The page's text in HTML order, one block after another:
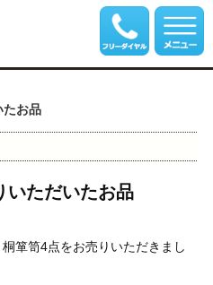
たお品
いただいたお品
箪笥4点をお売りいただきまし